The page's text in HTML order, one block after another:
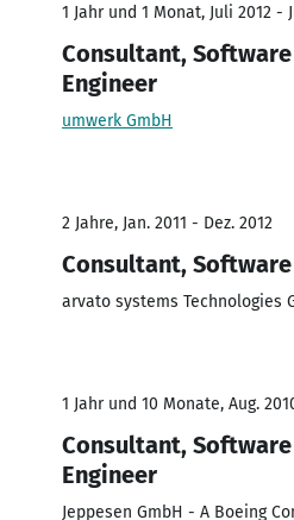
1 Jahr und 1 Monat, Juli 2012 -
Consultant, Software
Engineer
umwerk GmbH
2 Jahre, Jan. 2011 - Dez. 2012
Consultant,
arvato systems Technologies
1 Jahr und 10 Monate, Aug.
Consultant, Software
Engineer
Jeppesen GmbH - A Boeing